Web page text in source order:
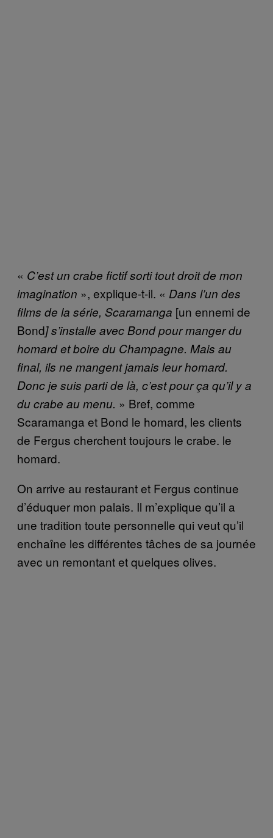
« C’est un crabe fictif sorti tout droit de mon
imagination », explique-t-il. « Dans l’un des
films de la série, Scaramanga [un ennemi de
Bond] s’installe avec Bond pour manger du
homard et boire du Champagne. Mais au
final, ils ne mangent jamais leur homard.
Donc je suis parti de là, c’est pour ça qu’il y a
du crabe au menu. » Bref, comme
Scaramanga et Bond le homard, les clients
de Fergus cherchent toujours le crabe. le
homard.
On arrive au restaurant et Fergus continue
d’éduquer mon palais. Il m’explique qu’il a
une tradition toute personnelle qui veut qu’il
enchaîne les différentes tâches de sa journée
avec un remontant et quelques olives.